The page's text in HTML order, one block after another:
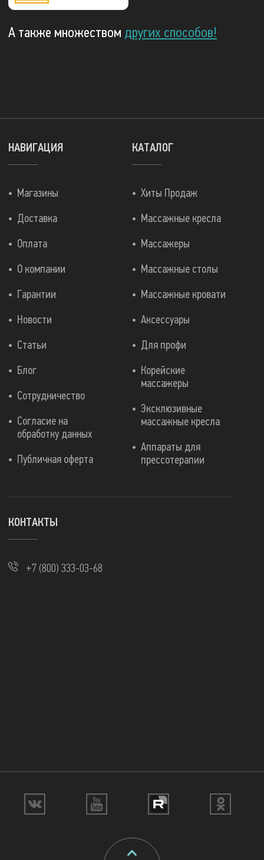
А также множеством других способов!
КАТАЛОГ
Хиты Продаж
Массажные кресла
Массажеры
Массажные столы
Массажные кровати
Аксессуары
Для профи
Корейские
массажеры
Эксклюзивные
массажные кресла
Аппараты для
прессотерапии
НАВИГАЦИЯ
Магазины
Доставка
Оплата
О компании
Гарантии
Новости
Статьи
Блог
Сотрудничество
Согласие на
обработку данных
Публичная оферта
КОНТАКТЫ
+7 (800) 333-03-68